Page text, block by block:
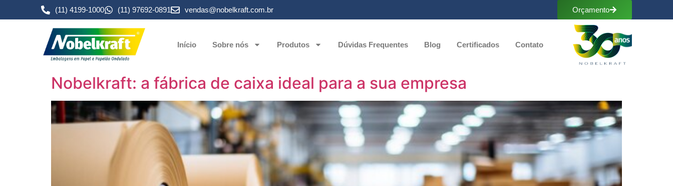
(11) 4199-1000 (11) 97692-0891 vendas@nobelkraft.com.br Orçamento
Início Sobre nós Produtos Dúvidas Frequentes Blog Certificados Contato
Nobelkraft: a fábrica de caixa ideal para a sua empresa